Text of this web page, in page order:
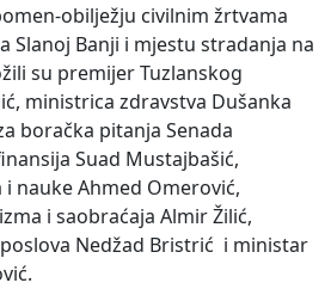
obilježju civilnim žrtvama
Slanoj Banji i mjestu stradanja na
su premijer Tuzlanskog
ministrica zdravstva Dušanka
boračka pitanja Senada
Suad Mustajbašić,
nauke Ahmed Omerović,
i saobraćaja Almir Žilić,
Nedžad Bristrić i ministar